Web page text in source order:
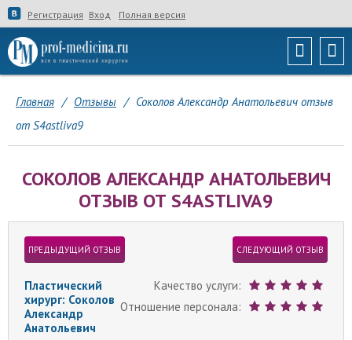
Регистрация Вход Полная версия
Главная / Отзывы / Соколов Александр Анатольевич отзыв
от S4astliva9
СОКОЛОВ АЛЕКСАНДР АНАТОЛЬЕВИЧ
ОТЗЫВ ОТ S4ASTLIVA9
ПРЕДЫДУЩИЙ ОТЗЫВ СЛЕДУЮЩИЙ ОТЗЫВ
Качество услуги:
Отношение персонала:
Пластический
хирург: Соколов
Александр
Анатольевич